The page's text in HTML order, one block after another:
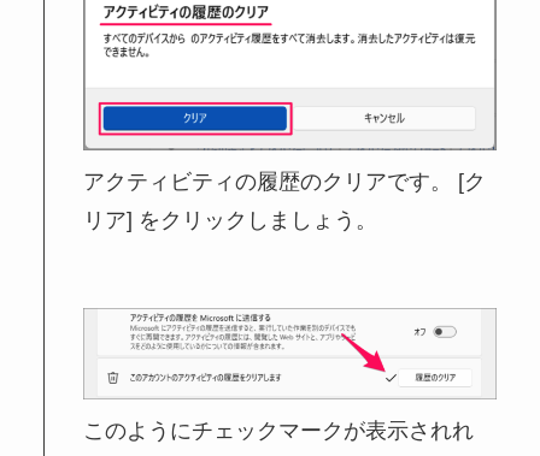
アクティビティの履歴のクリアです。 [ク
リア] をクリックしましょう。
このようにチェックマークが表示されれ